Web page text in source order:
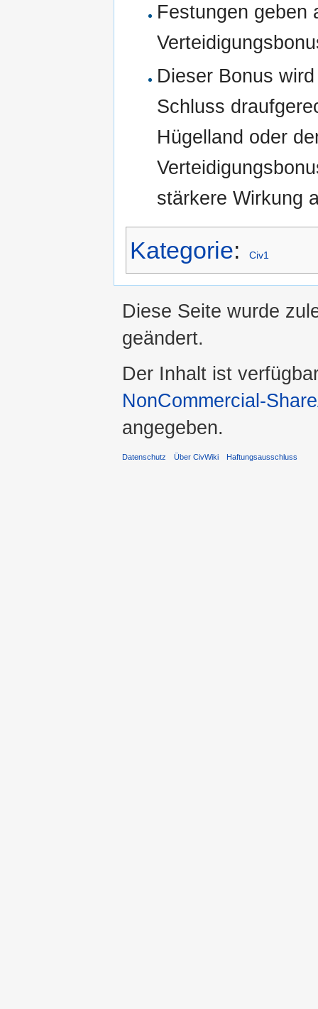
Festungen geben
Dieser Bonus
Schluss
Hügelland oder
stärkere Wirkung
Kategorie: Civ1
Diese Seite wurde
geändert.
Der Inhalt ist
NonCommercial-
angegeben.
Datenschutz Über CivWiki Haftungsausschluss